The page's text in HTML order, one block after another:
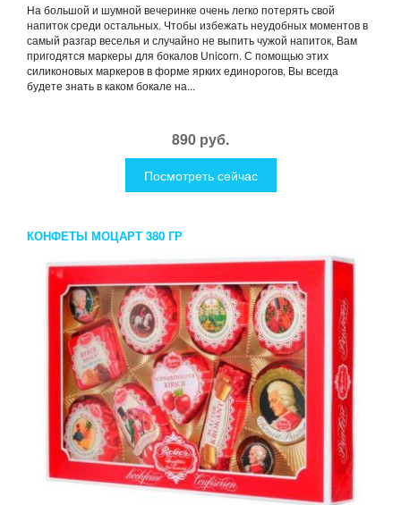
На большой и шумной вечеринке очень легко потерять свой
напиток среди остальных. Чтобы избежать неудобных моментов в
самый разгар веселья и случайно не выпить чужой напиток, Вам
пригодятся маркеры для бокалов Unicorn. С помощью этих
силиконовых маркеров в форме ярких единорогов, Вы всегда
будете знать в каком бокале на...
890 руб.
Посмотреть сейчас
КОНФЕТЫ МОЦАРТ 380 ГР